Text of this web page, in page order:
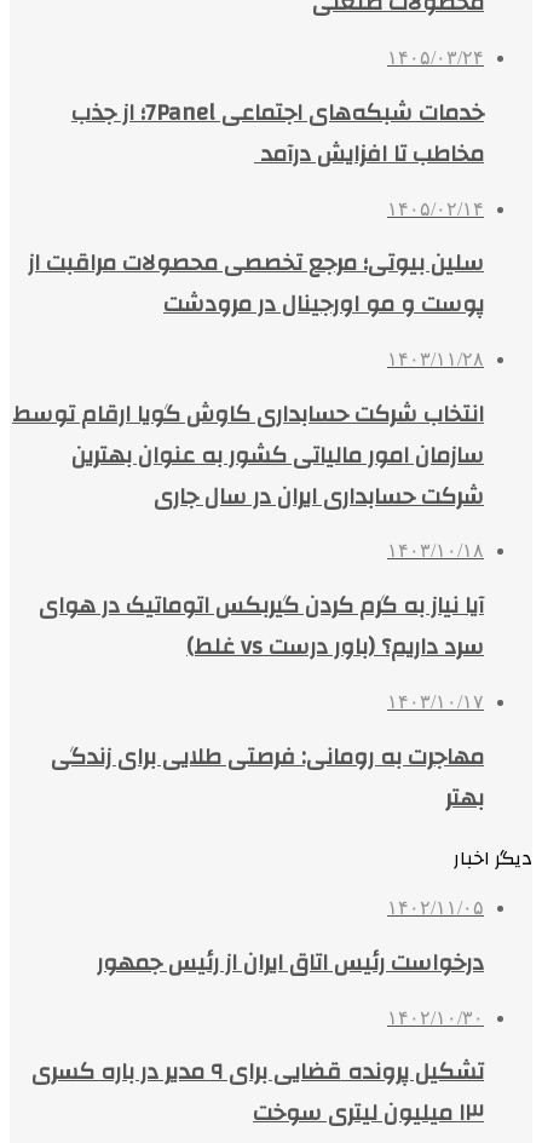
۱۴۰۵/۰۳/۲۴
خدمات شبکه‌های اجتماعی 7Panel؛ از جذب
مخاطب تا افزایش درآمد
۱۴۰۵/۰۲/۱۴
سلین بیوتی؛ مرجع تخصصی محصولات مراقبت از
پوست و مو اورجینال در مرودشت
۱۴۰۳/۱۱/۲۸
انتخاب شرکت حسابداری کاوش گویا ارقام توسط
سازمان امور مالیاتی کشور به عنوان بهترین
شرکت حسابداری ایران در سال جاری
۱۴۰۳/۱۰/۱۸
آیا نیاز به گرم کردن گیربکس اتوماتیک در هوای
سرد داریم؟ (باور درست vs غلط)
۱۴۰۳/۱۰/۱۷
مهاجرت به رومانی: فرصتی طلایی برای زندگی
بهتر
دیگر اخبار
۱۴۰۲/۱۱/۰۵
درخواست رئیس اتاق ایران از رئیس جمهور
۱۴۰۲/۱۰/۳۰
تشکیل پرونده قضایی برای ۹ مدیر در باره کسری
۱۳ میلیون لیتری سوخت